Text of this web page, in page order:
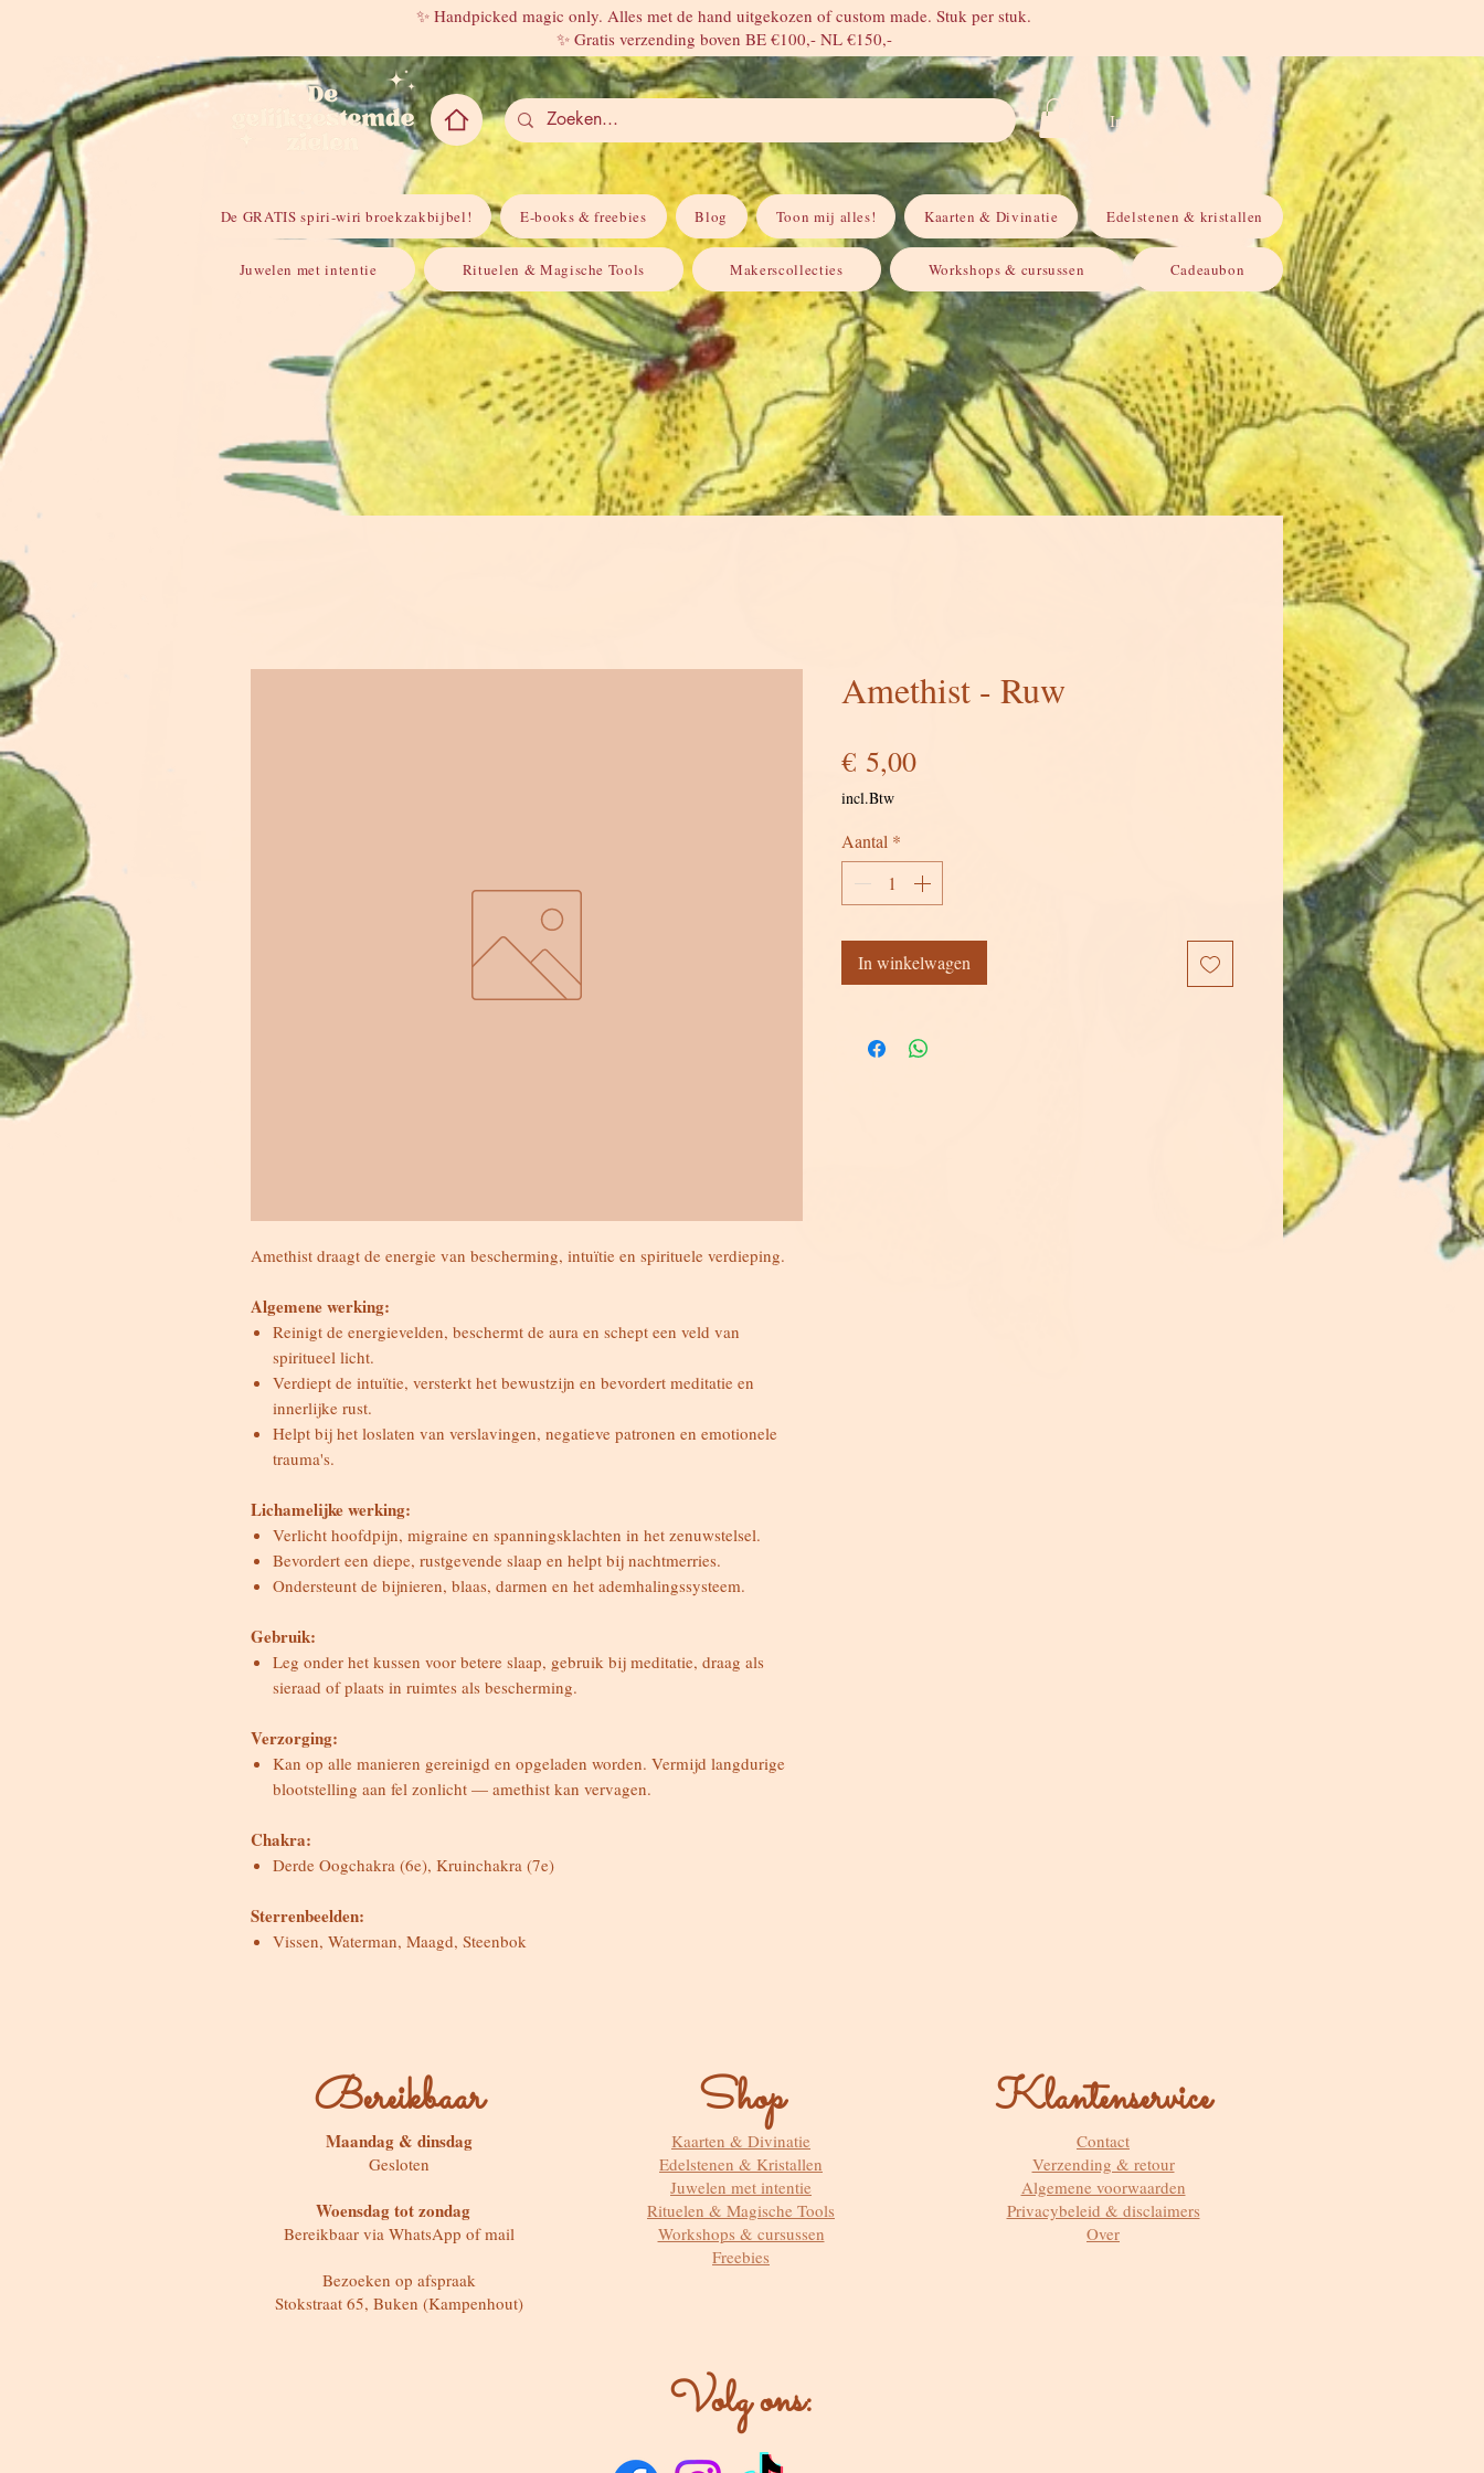
✨ Handpicked magic only. Alles met de hand uitgekozen of custom made. Stuk per stuk.
✨ Gratis verzending boven BE €100,- NL €150,-
Inloggen
De GRATIS spiri-wiri broekzakbijbel! E-books & freebies Blog Toon mij alles! Kaarten & Divinatie Edelstenen & kristallen
Juwelen met intentie Rituelen & Magische Tools Makerscollecties Workshops & cursussen Cadeaubon
Amethist draagt de energie van bescherming, intuïtie en spirituele verdieping.
Algemene werking:
Reinigt de energievelden, beschermt de aura en schept een veld van
spiritueel licht.
Verdiept de intuïtie, versterkt het bewustzijn en bevordert meditatie en
innerlijke rust.
Helpt bij het loslaten van verslavingen, negatieve patronen en emotionele
trauma's.
Lichamelijke werking:
Verlicht hoofdpijn, migraine en spanningsklachten in het zenuwstelsel.
Bevordert een diepe, rustgevende slaap en helpt bij nachtmerries.
Ondersteunt de bijnieren, blaas, darmen en het ademhalingssysteem.
Gebruik:
Leg onder het kussen voor betere slaap, gebruik bij meditatie, draag als
sieraad of plaats in ruimtes als bescherming.
Verzorging:
Kan op alle manieren gereinigd en opgeladen worden. Vermijd langdurige
blootstelling aan fel zonlicht — amethist kan vervagen.
Chakra:
Derde Oogchakra (6e), Kruinchakra (7e)
Sterrenbeelden:
Vissen, Waterman, Maagd, Steenbok
Amethist - Ruw
€ 5,00Prijs
incl.Btw
Aantal *
In winkelwagen
Bereikbaar
Maandag & dinsdag
Gesloten
Woensdag tot zondag
Bereikbaar via WhatsApp of mail
Bezoeken op afspraak
Stokstraat 65, Buken (Kampenhout)
Shop
Kaarten & Divinatie
Edelstenen & Kristallen
Juwelen met intentie
Rituelen & Magische Tools
Workshops & cursussen
Freebies
Klantenservice
Contact
Verzending & retour
Algemene voorwaarden
Privacybeleid & disclaimers
Over
Volg ons: